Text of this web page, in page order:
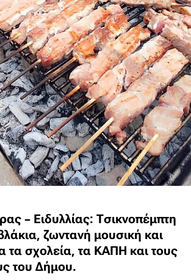
– Ειδυλλίας: Τσικνοπέμπτη
ζωντανή μουσική και
τα σχολεία, τα ΚΑΠΗ και τους
του Δήμου.